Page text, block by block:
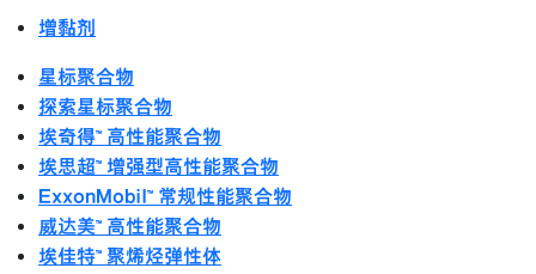
增黏剂
星标聚合物
探索星标聚合物
埃奇得™ 高性能聚合物
埃思超™ 增强型高性能聚合物
ExxonMobil™ 常规性能聚合物
威达美™ 高性能聚合物
埃佳特™ 聚烯烃弹性体